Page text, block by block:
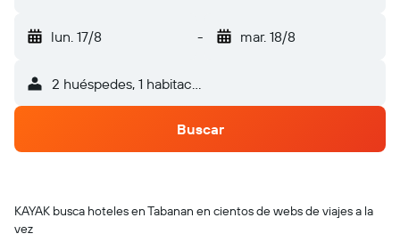
lun. 17/8 - mar. 18/8
2 huéspedes, 1 habitación
Buscar
KAYAK busca hoteles en Tabanan en cientos de webs de viajes a la
vez